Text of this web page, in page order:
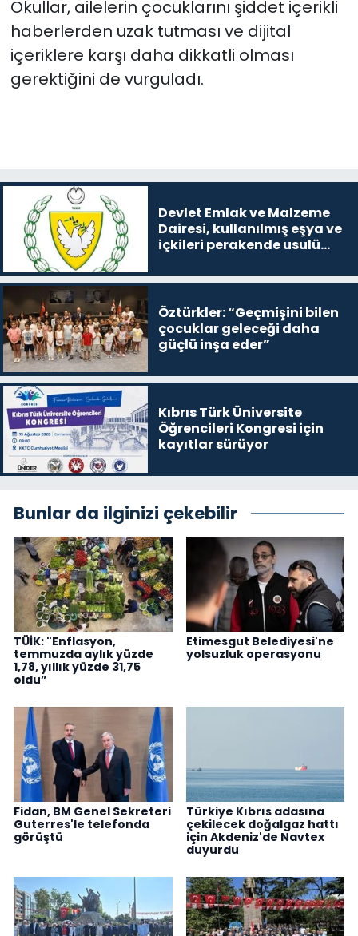
Okullar, ailelerin çocuklarını şiddet içerikli
haberlerden uzak tutması ve dijital
içeriklere karşı daha dikkatli olması
gerektiğini de vurguladı.
Devlet Emlak ve Malzeme
Dairesi, kullanılmış eşya ve
içkileri perakende usulü
Öztürkler: “Geçmişini bilen
çocuklar geleceği daha
güçlü inşa eder”
Kıbrıs Türk Üniversite
Öğrencileri Kongresi için
kayıtlar sürüyor
Bunlar da ilginizi çekebilir
TÜİK: "Enflasyon,
temmuzda aylık yüzde
1,78, yıllık yüzde 31,75
oldu”
Etimesgut Belediyesi'ne
yolsuzluk operasyonu
Fidan, BM Genel Sekreteri
Guterres'le telefonda
görüştü
Türkiye Kıbrıs adasına
çekilecek doğalgaz hattı
için Akdeniz'de Navtex
duyurdu